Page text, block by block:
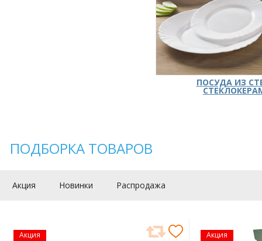
ПОСУДА ИЗ
ПОДБОРКА ТОВАРОВ
Акция Новинки Распродажа
Акция Акция